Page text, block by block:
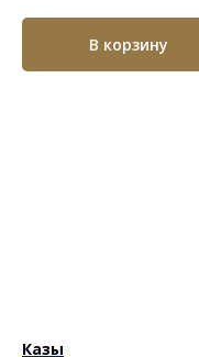
В корзину
Казы